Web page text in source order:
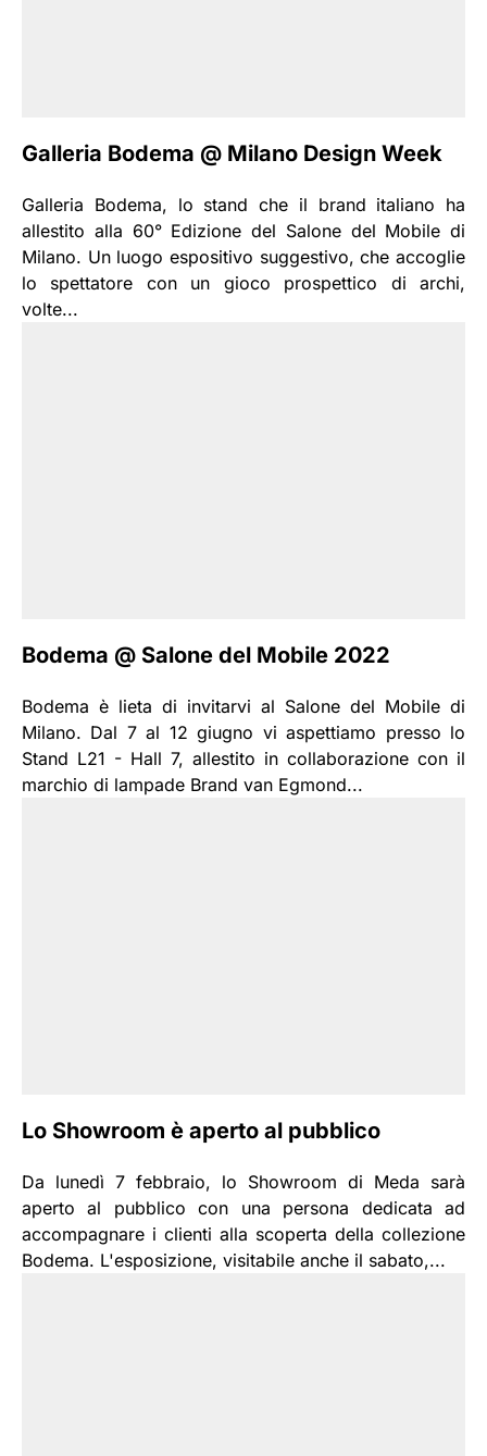
Galleria Bodema @ Milano Design Week
Galleria Bodema, lo stand che il brand italiano ha
allestito alla 60° Edizione del Salone del Mobile di
Milano. Un luogo espositivo suggestivo, che accoglie
lo spettatore con un gioco prospettico di archi,
volte...
Bodema @ Salone del Mobile 2022
Bodema è lieta di invitarvi al Salone del Mobile di
Milano. Dal 7 al 12 giugno vi aspettiamo presso lo
Stand L21 - Hall 7, allestito in collaborazione con il
marchio di lampade Brand van Egmond...
Lo Showroom è aperto al pubblico
Da lunedì 7 febbraio, lo Showroom di Meda sarà
aperto al pubblico con una persona dedicata ad
accompagnare i clienti alla scoperta della collezione
Bodema. L'esposizione, visitabile anche il sabato,...